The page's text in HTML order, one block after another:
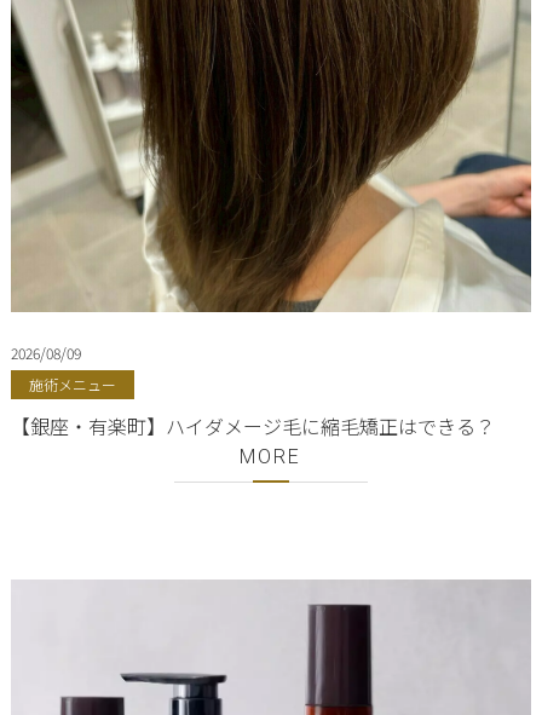
2026/08/09
施術メニュー
【銀座・有楽町】ハイダメージ毛に縮毛矯正はできる？
MORE